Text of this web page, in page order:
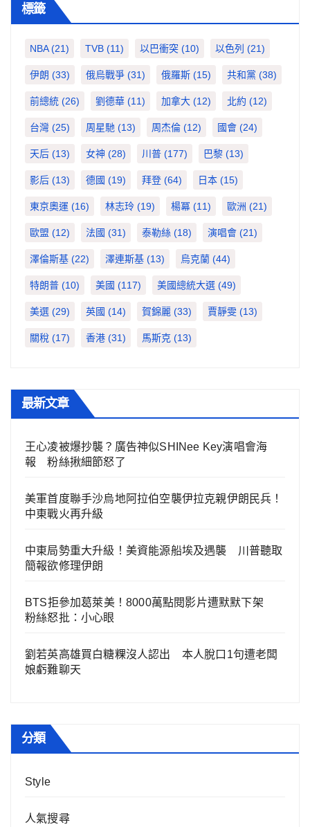
標籤
NBA(21) TVB (11) 以巴衝突 (10) 以色列 (21)
伊朗 (33) 俄烏戰爭 (31) 俄羅斯 (15) 共和黨 (38)
前總統 (26) 劉德華 (11) 加拿大 (12) 北約 (12)
台灣 (25) 周星馳 (13) 周杰倫 (12) 國會 (24)
天后 (13) 女神 (28) 川普 (177) 巴黎 (13)
影后 (13) 德國 (19) 拜登 (64) 日本 (15)
東京奧運 (16) 林志玲 (19) 楊冪 (11) 歐洲 (21)
歐盟 (12) 法國 (31) 泰勒絲 (18) 演唱會 (21)
澤倫斯基 (22) 澤連斯基 (13) 烏克蘭 (44)
特朗普 (10) 美國 (117) 美國總統大選 (49)
美選 (29) 英國 (14) 賀錦麗 (33) 賈靜雯 (13)
關稅 (17) 香港 (31) 馬斯克 (13)
最新文章
王心凌被爆抄襲？廣告神似SHINee Key演唱會海
報 粉絲揪細節怒了
美軍首度聯手沙烏地阿拉伯空襲伊拉克親伊朗民兵！
中東戰火再升級
中東局勢重大升級！美資能源船埃及遇襲 川普聽取
簡報欲修理伊朗
BTS拒參加葛萊美！8000萬點閱影片遭默默下架
粉絲怒批：小心眼
劉若英高雄買白糖粿沒人認出 本人脫口1句遭老闆
娘虧難聊天
分類
Style
人氣搜尋